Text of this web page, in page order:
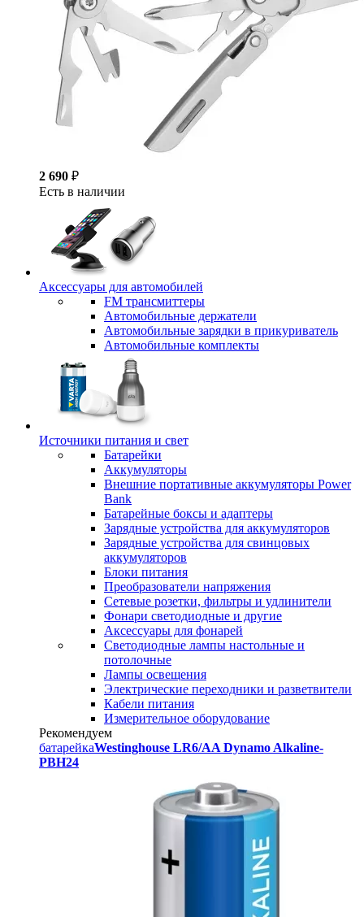
2 690 ₽
Есть в наличии
Аксессуары для автомобилей
FM трансмиттеры
Автомобильные держатели
Автомобильные зарядки в прикуриватель
Автомобильные комплекты
Источники питания и свет
Батарейки
Аккумуляторы
Внешние портативные аккумуляторы Power
Bank
Батарейные боксы и адаптеры
Зарядные устройства для аккумуляторов
Зарядные устройства для свинцовых
аккумуляторов
Блоки питания
Преобразователи напряжения
Сетевые розетки, фильтры и удлинители
Фонари светодиодные и другие
Аксессуары для фонарей
Светодиодные лампы настольные и
потолочные
Лампы освещения
Электрические переходники и разветвители
Кабели питания
Измерительное оборудование
Рекомендуем
батарейкаWestinghouse LR6/AA Dynamo Alkaline-
PBH24